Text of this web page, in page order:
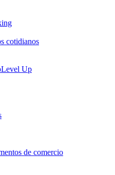
cotidianos
Level Up
de comercio